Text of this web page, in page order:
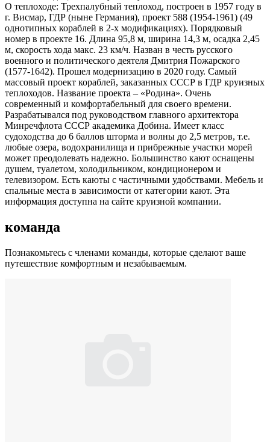
О теплоходе: Трехпалубный теплоход, построен в 1957 году в
г. Висмар, ГДР (ныне Германия), проект 588 (1954-1961) (49
однотипных кораблей в 2-х модификациях). Порядковый
номер в проекте 16. Длина 95,8 м, ширина 14,3 м, осадка 2,45
м, скорость хода макс. 23 км/ч. Назван в честь русского
военного и политического деятеля Дмитрия Пожарского
(1577-1642). Прошел модернизацию в 2020 году. Самый
массовый проект кораблей, заказанных СССР в ГДР круизных
теплоходов. Название проекта – «Родина». Очень
современный и комфортабельный для своего времени.
Разрабатывался под руководством главного архитектора
Минречфлота СССР академика Добина. Имеет класс
судоходства до 6 баллов шторма и волны до 2,5 метров, т.е.
любые озера, водохранилища и прибрежные участки морей
может преодолевать надежно. Большинство кают оснащены
душем, туалетом, холодильником, кондиционером и
телевизором. Есть каюты с частичными удобствами. Мебель и
спальные места в зависимости от категории кают. Эта
информация доступна на сайте круизной компании.
команда
Познакомьтесь с членами команды, которые сделают ваше
путешествие комфортным и незабываемым.